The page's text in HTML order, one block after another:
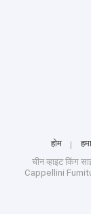
होम
चीन व्हाइट किंग
Cappellini